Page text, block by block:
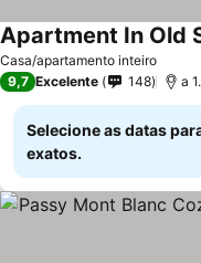
Casa/apartamento inteiro
Apartment In Old
9,7 Excelente 148 a
Selecione as datas
exatos.